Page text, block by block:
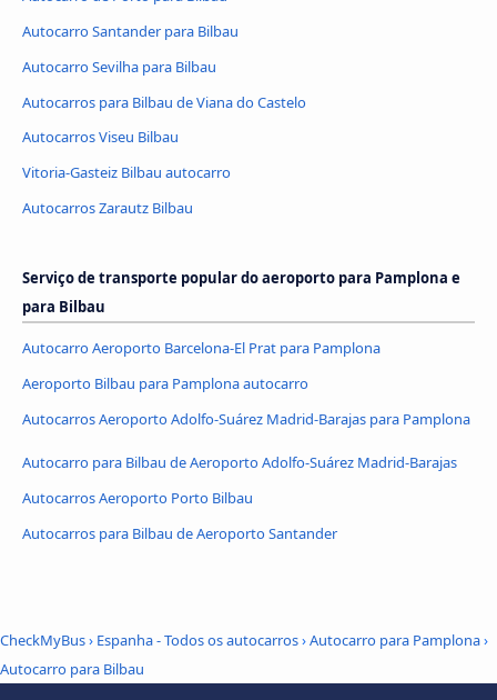
Autocarro Santander para Bilbau
Autocarro Sevilha para Bilbau
Autocarros para Bilbau de Viana do Castelo
Autocarros Viseu Bilbau
Vitoria-Gasteiz Bilbau autocarro
Autocarros Zarautz Bilbau
Serviço de transporte popular do aeroporto para Pamplona e
para Bilbau
Autocarro Aeroporto Barcelona-El Prat para Pamplona
Aeroporto Bilbau para Pamplona autocarro
Autocarros Aeroporto Adolfo-Suárez Madrid-Barajas para Pamplona
Autocarro para Bilbau de Aeroporto Adolfo-Suárez Madrid-Barajas
Autocarros Aeroporto Porto Bilbau
Autocarros para Bilbau de Aeroporto Santander
CheckMyBus› Espanha - Todos os autocarros›Autocarro para Pamplona›
Autocarro para Bilbau